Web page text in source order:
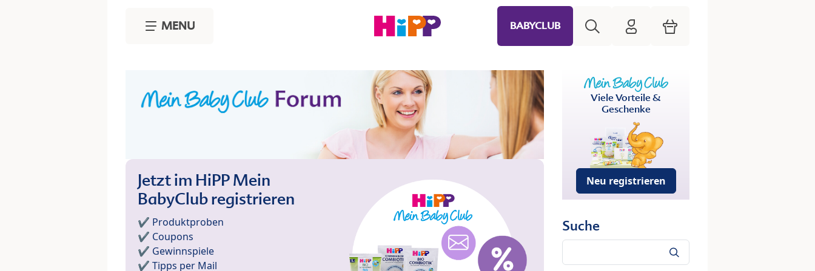
MENU BABYCLUB HiPP Mein Babyclub
Warenkorb
Jetzt im HiPP Mein
BabyClub registrieren
✔️ Produktproben
✔️ Coupons
✔️ Gewinnspiele
✔️ Tipps per Mail
Viele Vorteile &
Geschenke
Neu registrieren
Suche